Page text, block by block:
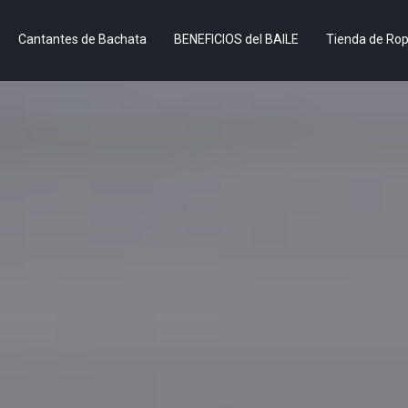
Cantantes de Bachata BENEFICIOS del BAILE Tienda de